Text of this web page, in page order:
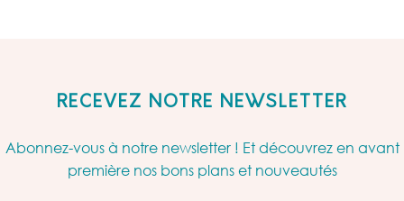
RECEVEZ NOTRE NEWSLETTER
Abonnez-vous à notre newsletter ! Et découvrez en avant
première nos bons plans et nouveautés